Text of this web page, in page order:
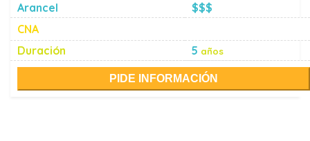
Arancel
$$$
CNA
Duración
5 años
PIDE INFORMACIÓN